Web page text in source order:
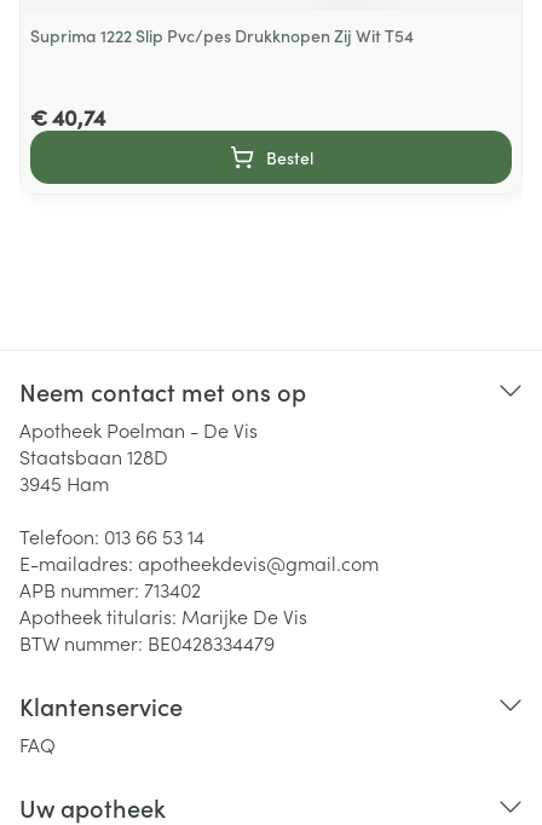
Suprima 1222 Slip Pvc/pes Drukknopen Zij Wit T54
€ 40,74
Bestel
Neem contact met ons op
Apotheek Poelman - De Vis
Staatsbaan 128D
3945 Ham
Telefoon: 013 66 53 14
E-mailadres: apotheekdevis@gmail.com
APB nummer: 713402
Apotheek titularis: Marijke De Vis
BTW nummer: BE0428334479
Klantenservice
FAQ
Uw apotheek